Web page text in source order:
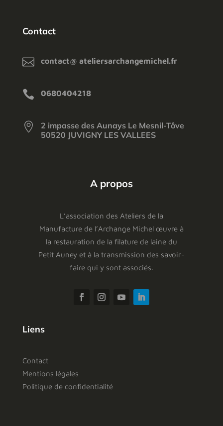
Contact
 contact@ ateliersarchangemichel.fr
 0680404218

2 impasse des Aunays Le Mesnil-Tôve
50520 JUVIGNY LES VALLEES
A propos
L’association des Ateliers de la
Manufacture de l’Archange Michel œuvre à
la restauration de la filature de laine du
Petit Auney et à la transmission des savoir-
faire qui y sont associés.
Liens
Contact
Mentions légales
Politique de confidentialité